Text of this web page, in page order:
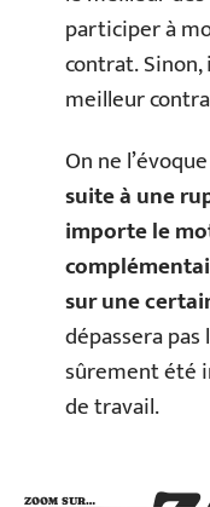
participer à
contrat.
meilleur
On ne
suite à une
importe le
sur une
dépassera pas
sûrement été
de travail.
ZOOM SUR…